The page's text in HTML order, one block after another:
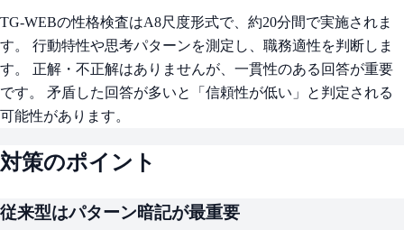
TG-WEBの性格検査はA8尺度形式で、約20分間で実施されま
す。 行動特性や思考パターンを測定し、職務適性を判断しま
す。 正解・不正解はありませんが、一貫性のある回答が重要
です。 矛盾した回答が多いと「信頼性が低い」と判定される
可能性があります。
対策のポイント
従来型はパターン暗記が最重要